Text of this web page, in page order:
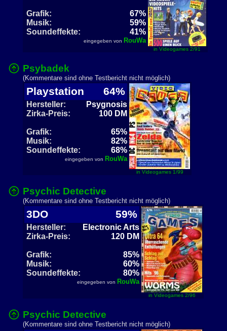
Grafik:
67%
Musik:
59%
Soundeffekte:
41%
eingegeben von RouWa
in Videogames 2/91
Psybadek
(Kommentare sind ohne Testbericht nicht möglich)
Playstation 64%
Hersteller:
Psygnosis
Zirka-Preis:
100 DM
Grafik:
65%
Musik:
82%
Soundeffekte:
68%
eingegeben von RouWa
in Videogames 1/99
Psychic Detective
(Kommentare sind ohne Testbericht nicht möglich)
3DO 59%
Hersteller:
Electronic Arts
Zirka-Preis:
120 DM
Grafik:
85%
Musik:
60%
Soundeffekte:
80%
eingegeben von RouWa
in Videogames 2/96
Psychic Detective
(Kommentare sind ohne Testbericht nicht möglich)